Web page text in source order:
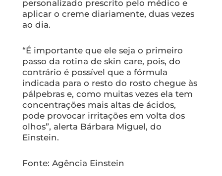
personalizado prescrito pelo médico e
aplicar o creme diariamente, duas vezes
ao dia.
“É importante que ele seja o primeiro
passo da rotina de skin care, pois, do
contrário é possível que a fórmula
indicada para o resto do rosto chegue às
pálpebras e, como muitas vezes ela tem
concentrações mais altas de ácidos,
pode provocar irritações em volta dos
olhos”, alerta Bárbara Miguel, do
Einstein.
Fonte: Agência Einstein